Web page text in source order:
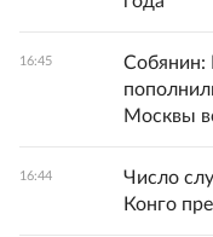
16:45
Собянин:
Москвы
16:44
Число
Конго